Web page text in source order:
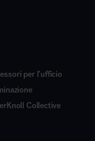
per l’ufficio
Collective